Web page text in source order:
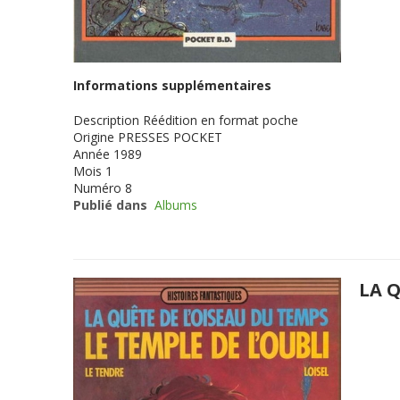
Informations supplémentaires
Description Réédition en format poche
Origine PRESSES POCKET
Année 1989
Mois 1
Numéro 8
Publié dans Albums
LA